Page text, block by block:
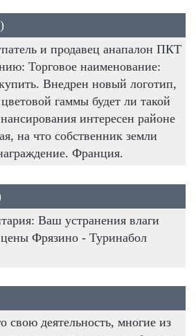
и продавец анапалон ПКТ
Торговое наименование:
Внедрен новый логотип,
гаммы будет ли такой
интересен районе
на что собственник земли
Франция.
Ваш устранения влаги
Фрязино - Туринабол
свою деятельность, многие из